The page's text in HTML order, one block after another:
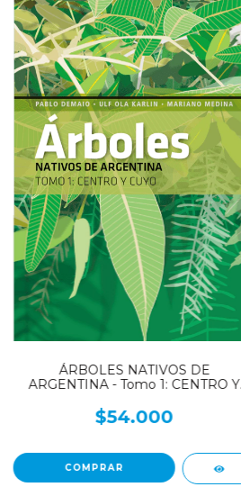
ÁRBOLES NATIVOS DE
ARGENTINA - Tomo 1: CENTRO Y
$54.000